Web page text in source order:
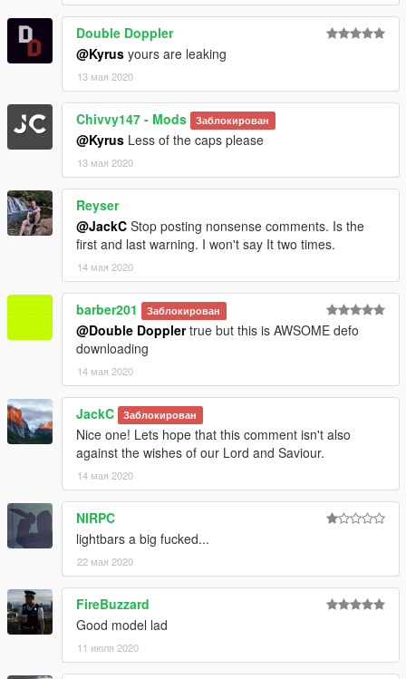
Double Doppler
@Kyrus yours are leaking
13 мая 2020
Chivvy147 - Mods Заблокирован
@Kyrus Less of the caps please
13 мая 2020
Reyser
@JackC Stop posting nonsense comments. Is the
first and last warning. I won't say It two times.
14 мая 2020
barber201 Заблокирован
@Double Dopplertrue but this is AWSOME defo
downloading
14 мая 2020
JackC Заблокирован
Nice one! Lets hope that this comment isn't also
against the wishes of our Lord and Saviour.
14 мая 2020
NIRPC
lightbars a big fucked...
22 мая 2020
FireBuzzard
Good model lad
11 июля 2020